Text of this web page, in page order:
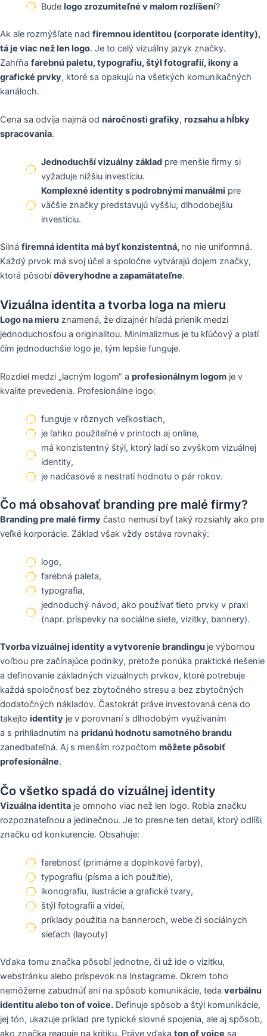
Bude logo zrozumiteľné v malom rozlíšení?
Ak ale rozmýšľate nad firemnou identitou (corporate identity),
tá je viac než len logo. Je to celý vizuálny jazyk značky.
Zahŕňa farebnú paletu, typografiu, štýl fotografií, ikony a
grafické prvky, ktoré sa opakujú na všetkých komunikačných
kanáloch.
Cena sa odvíja najmä od náročnosti grafiky, rozsahu a hĺbky
spracovania.
Jednoduchší vizuálny základpre menšie firmy si
vyžaduje nižšiu investíciu.
Komplexné identity s podrobnými manuálmi pre
väčšie značky predstavujú vyššiu, dlhodobejšiu
investíciu.
Silná firemná identita má byť konzistentná, no nie uniformná.
Každý prvok má svoj účel a spoločne vytvárajú dojem značky,
ktorá pôsobídôveryhodne a zapamätateľne.
Vizuálna identita a tvorba loga na mieru
Logo na mieru znamená, že dizajnér hľadá prienik medzi
jednoduchosťou a originalitou. Minimalizmus je tu kľúčový a platí
čím jednoduchšie logo je, tým lepšie funguje.
Rozdiel medzi „lacným logom“ a profesionálnym logom je v
kvalite prevedenia. Profesionálne logo:
funguje v rôznych veľkostiach,
je ľahko použiteľné v printoch aj online,
má konzistentný štýl, ktorý ladí so zvyškom vizuálnej
identity,
je nadčasové a nestratí hodnotu o pár rokov.
Čo má obsahovať branding pre malé firmy?
Branding pre malé firmy často nemusí byť taký rozsiahly ako pre
veľké korporácie. Základ však vždy ostáva rovnaký:
logo,
farebná paleta,
typografia,
jednoduchý návod, ako používať tieto prvky v praxi
(napr. príspevky na sociálne siete, vizitky, bannery).
Tvorba vizuálnej identity a vytvorenie brandingu je výbornou
voľbou pre začínajúce podniky, pretože ponúka praktické riešenie
a definovanie základných vizuálnych prvkov, ktoré potrebuje
každá spoločnosť bez zbytočného stresu a bez zbytočných
dodatočných nákladov. Častokrát práve investovaná cena do
takejto identity je v porovnaní s dlhodobým využívaním
a s prihliadnutím na pridanú hodnotu samotného brandu
zanedbateľná. Aj s menším rozpočtom môžete pôsobiť
profesionálne.
Čo všetko spadá do vizuálnej identity
Vizuálna identita je omnoho viac než len logo. Robia značku
rozpoznateľnou a jedinečnou. Je to presne ten detail, ktorý odlíši
značku od konkurencie. Obsahuje:
farebnosť (primárne a doplnkové farby),
typografiu (písma a ich použitie),
ikonografiu, ilustrácie a grafické tvary,
štýl fotografií a videí,
príklady použitia na banneroch, webe či sociálnych
sieťach (layouty)
Vďaka tomu značka pôsobí jednotne, či už ide o vizitku,
webstránku alebo príspevok na Instagrame. Okrem toho
nemôžeme zabudnúť ani na spôsob komunikácie, teda verbálnu
identitu alebo ton of voice. Definuje spôsob a štýl komunikácie,
jej tón, ukazuje príklad pre typické slovné spojenia, ale aj spôsob,
ako značka reaguje na kritiku. Práve vďaka ton of voice sa